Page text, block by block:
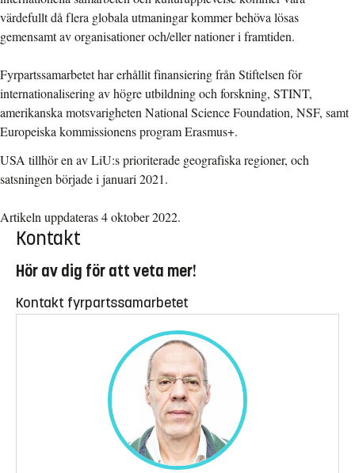
värdefullt då flera globala utmaningar kommer behöva lösas
gemensamt av organisationer och/eller nationer i framtiden.
Fyrpartssamarbetet har erhållit finansiering från Stiftelsen för
internationalisering av högre utbildning och forskning, STINT,
amerikanska motsvarigheten National Science Foundation, NSF, samt
Europeiska kommissionens program Erasmus+.
USA tillhör en av LiU:s prioriterade geografiska regioner, och
satsningen började i januari 2021.
Artikeln uppdateras 4 oktober 2022.
Kontakt
Hör av dig för att veta mer!
Kontakt fyrpartssamarbetet